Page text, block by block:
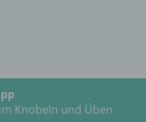
Knobeln und Üben